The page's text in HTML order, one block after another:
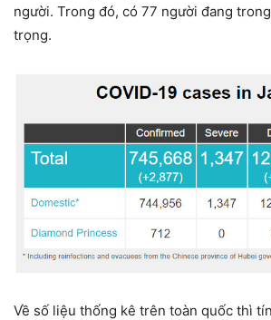
người. Trong đó, có 77 người đang
trọng.
Về số liệu thống kê trên toàn quốc thì